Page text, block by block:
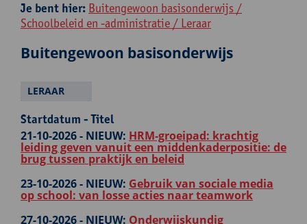
Je bent hier: Buitengewoon basisonderwijs /
Schoolbeleid en -administratie / Leraar
Buitengewoon basisonderwijs
LERAAR
Startdatum - Titel
21-10-2026 - NIEUW: HRM-groeipad: krachtig
leiding geven vanuit een middenkaderpositie: de
brug tussen praktijk en beleid
23-10-2026 - NIEUW: Gebruik van sociale media
op school: van losse acties naar teamwork
27-10-2026 - NIEUW: Onderwijskundig